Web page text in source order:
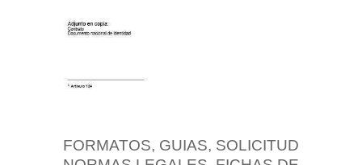
FORMATOS, GUIAS, SOLICITUD